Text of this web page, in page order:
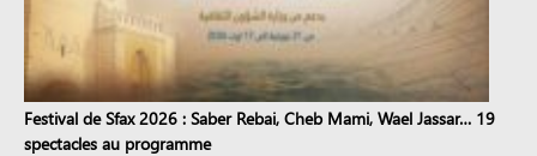
Festival de Sfax 2026 : Saber Rebai, Cheb Mami, Wael Jassar… 19
spectacles au programme